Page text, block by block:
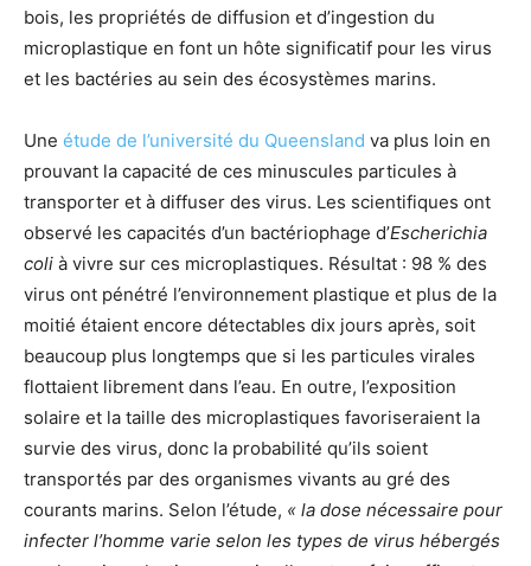
bois, les propriétés de diffusion et d’ingestion du
microplastique en font un hôte significatif pour les virus
et les bactéries au sein des écosystèmes marins.
Une étude de l’université du Queensland va plus loin en
prouvant la capacité de ces minuscules particules à
transporter et à diffuser des virus. Les scientifiques ont
observé les capacités d’un bactériophage d’Escherichia
coli à vivre sur ces microplastiques. Résultat : 98 % des
virus ont pénétré l’environnement plastique et plus de la
moitié étaient encore détectables dix jours après, soit
beaucoup plus longtemps que si les particules virales
flottaient librement dans l’eau. En outre, l’exposition
solaire et la taille des microplastiques favoriseraient la
survie des virus, donc la probabilité qu’ils soient
transportés par des organismes vivants au gré des
courants marins. Selon l’étude, « la dose nécessaire pour
infecter l’homme varie selon les types de virus hébergés